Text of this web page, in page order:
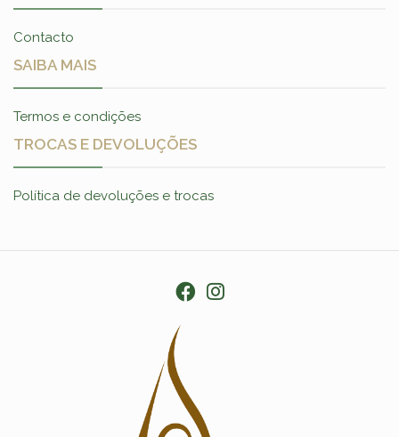
Contacto
SAIBA MAIS
Termos e condições
TROCAS E DEVOLUÇÕES
Política de devoluções e trocas